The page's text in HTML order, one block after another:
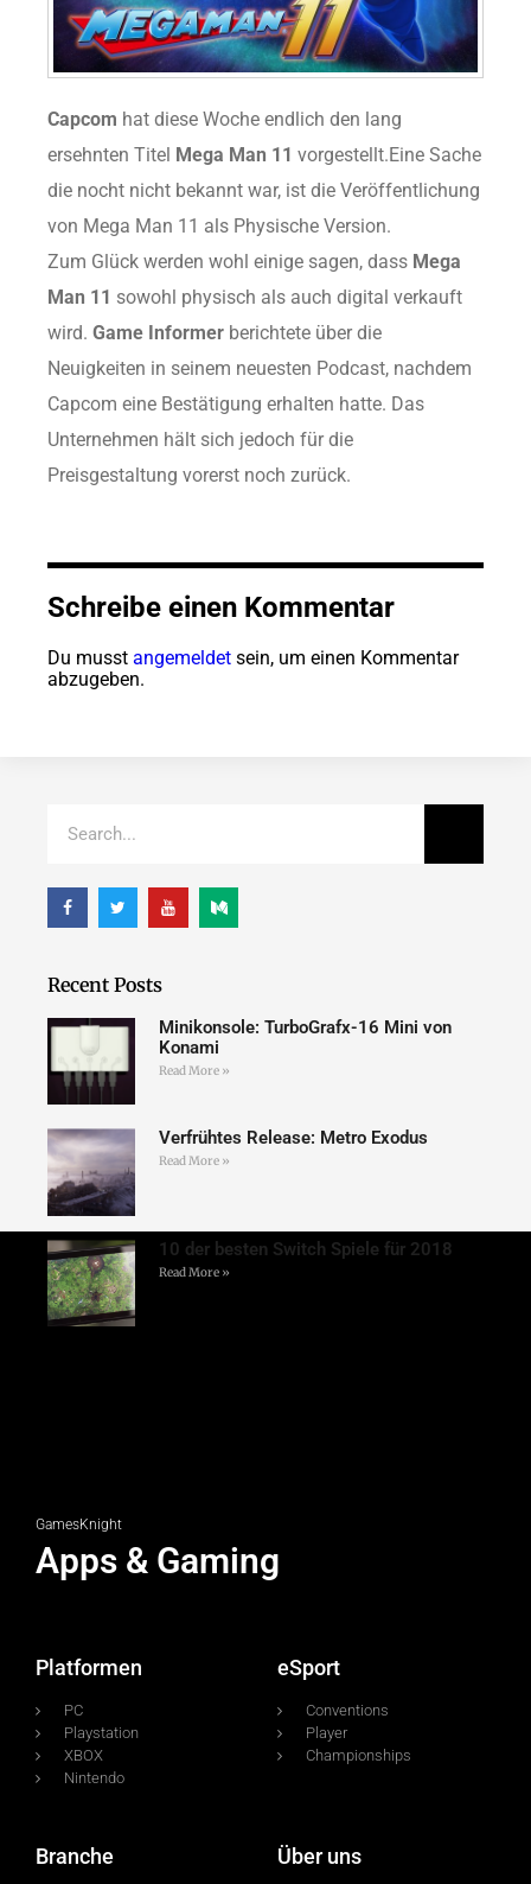
Capcom hat diese Woche endlich den lang
ersehnten Titel Mega Man 11 vorgestellt.Eine Sache
die nocht nicht bekannt war, ist die Veröffentlichung
von Mega Man 11 als Physische Version.
Zum Glück werden wohl einige sagen, dass Mega
Man 11 sowohl physisch als auch digital verkauft
wird. Game Informer berichtete über die
Neuigkeiten in seinem neuesten Podcast, nachdem
Capcom eine Bestätigung erhalten hatte. Das
Unternehmen hält sich jedoch für die
Preisgestaltung vorerst noch zurück.
Schreibe einen Kommentar
Du musst angemeldet sein, um einen Kommentar
abzugeben.
Recent Posts
Minikonsole: TurboGrafx-16 Mini von
Konami
Read More »
Verfrühtes Release: Metro Exodus
Read More »
10 der besten Switch Spiele für 2018
Read More »
GamesKnight
Apps & Gaming
Platformen
PC
Playstation
XBOX
Nintendo
eSport
Conventions
Player
Championships
Branche Über uns